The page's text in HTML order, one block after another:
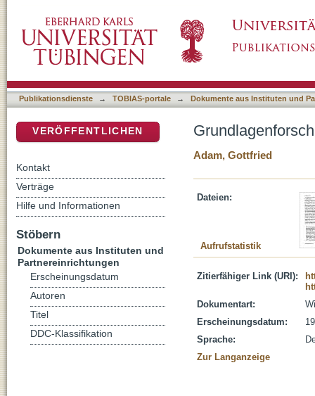
Publikationsdienste → TOBIAS-portale → Dokumente aus Instituten und
Adam, Gottfried
Dateien:
Aufrufstatistik
Zitierfähiger Link (URI):
Dokumentart:
Erscheinungsdatum:
Sprache:
Zur Langanzeige
VERÖFFENTLICHEN
Kontakt
Verträge
Hilfe und Informationen
Stöbern
Dokumente aus Instituten und
Partnereinrichtungen
Erscheinungsdatum
Autoren
Titel
DDC-Klassifikation